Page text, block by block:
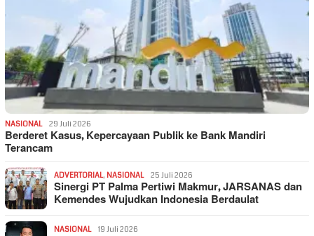
NASIONAL 29 Juli 2026
Berderet Kasus, Kepercayaan Publik ke Bank Mandiri
Terancam
ADVERTORIAL, NASIONAL 25 Juli 2026
Sinergi PT Palma Pertiwi Makmur, JARSANAS dan
Kemendes Wujudkan Indonesia Berdaulat
NASIONAL 19 Juli 2026